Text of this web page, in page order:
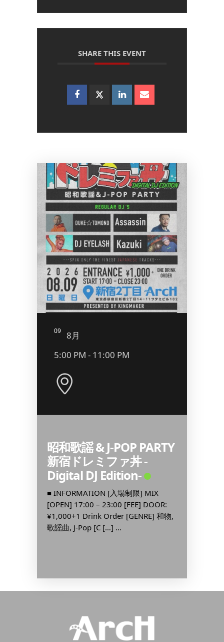
SHARE THIS EVENT
09
8月
5:00 PM - 11:00 PM
昭和歌謡 & J-POP PARTY
新宿ドレミファ丼 -
Digital DJ Edition-
■ INFORMATION [入場制限] MIX
[OPEN] 17:00 – 23:00 [FEE] DOOR:
¥1,000+1 Drink Order [GENRE] 和物,
歌謡曲, J-Pop [C […] ...